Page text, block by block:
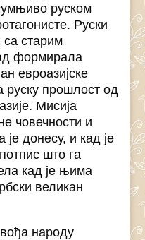
руском
Руски
старим
формирала
евроазијске
руску прошлост од
Мисија
човечности и
донесу, и кад је
што га
кад је њима
великан
народу